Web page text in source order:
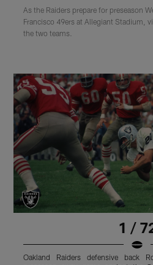
As the Raiders prepare for preseason
Francisco 49ers at Allegiant Stadium,
the two teams.
1 /
Oakland Raiders defensive back